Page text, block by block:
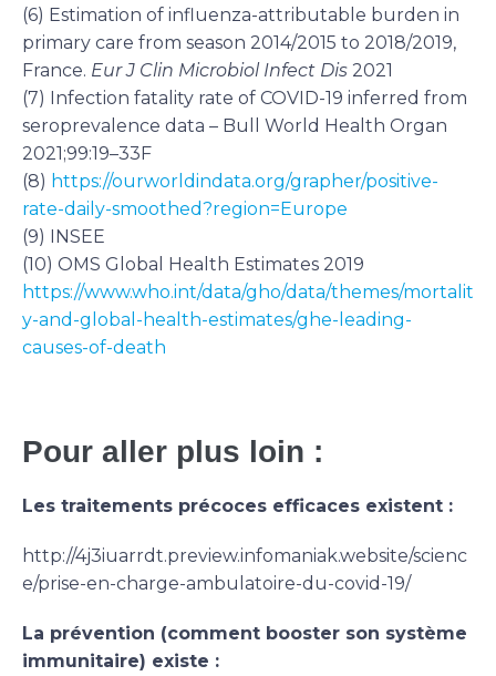
(6) Estimation of influenza-attributable burden in
primary care from season 2014/2015 to 2018/2019,
France. Eur J Clin Microbiol Infect Dis 2021
(7) Infection fatality rate of COVID-19 inferred from
seroprevalence data – Bull World Health Organ
2021;99:19–33F
(8) https://ourworldindata.org/grapher/positive-
rate-daily-smoothed?region=Europe
(9) INSEE
(10) OMS Global Health Estimates 2019
https://www.who.int/data/gho/data/themes/mortalit
y-and-global-health-estimates/ghe-leading-
causes-of-death
Pour aller plus loin :
Les traitements précoces efficaces existent :
http://4j3iuarrdt.preview.infomaniak.website/scienc
e/prise-en-charge-ambulatoire-du-covid-19/
La prévention (comment booster son système
immunitaire) existe :